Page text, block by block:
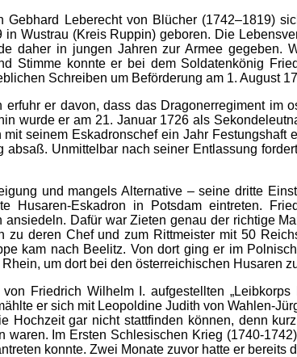
Gebhard Leberecht von Blücher(1742–1819)
Wustrau (Kreis Ruppin) geboren. Die
daher in jungen Jahren zur Armee gegeben.
Stimme konnte er bei dem Soldatenkönig
Schreiben um Beförderung am 1. August
er davon, dass das Dragonerregiment im
wurde er am 21. Januar 1726 als
seinem Eskadronschef ein Jahr Festungshaft
Unmittelbar nach seiner Entlassung
und mangels Alternative – seine dritte
Husaren-Eskadron in Potsdam eintreten.
Dafür war Zieten genau der richtige
zu deren Chef und zum Rittmeister mit 50
kam nach Beelitz. Von dort ging er im
um dort bei den österreichischen Husaren
Friedrich Wilhelm I. aufgestellten
er sich mit Leopoldine Judith von Wahlen-
Hochzeit gar nicht stattfinden können, denn
Im Ersten Schlesischen Krieg (1740-
konnte. Zwei Monate zuvor hatte er bereits